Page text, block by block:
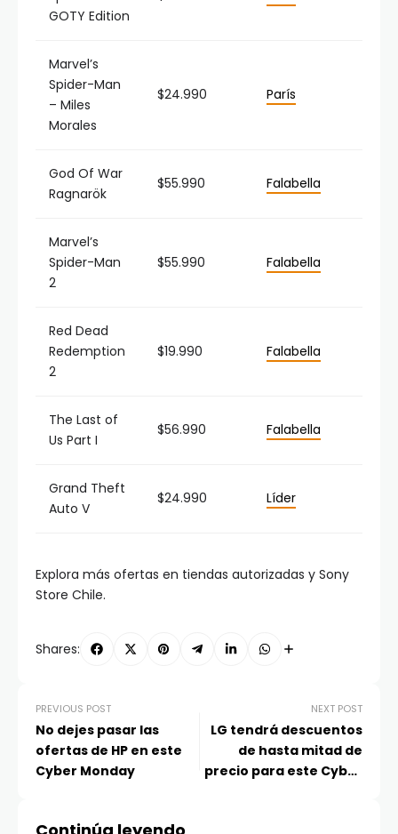
GOTY Edition
Marvel’s
Spider-Man
– Miles
Morales
$24.990 París
God Of War
Ragnarök
$55.990 Falabella
Marvel’s
Spider-Man
2
$55.990 Falabella
Red Dead
Redemption
2
$19.990 Falabella
The Last of
Us Part I
$56.990 Falabella
Grand Theft
Auto V
$24.990 Líder
Explora más ofertas en tiendas autorizadas y Sony
Store Chile.
Shares:
PREVIOUS POST
No dejes pasar las
ofertas de HP en este
Cyber Monday
NEXT POST
LG tendrá descuentos
de hasta mitad de
precio para este Cyber